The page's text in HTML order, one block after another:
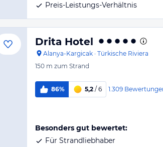
Preis-Leistungs-Verhältnis
Drita Hotel
Alanya-Kargicak · Türkische Riviera
150 m zum Strand
86% 5,2 / 6 1.309
Besonders gut bewertet:
Für Strandliebhaber